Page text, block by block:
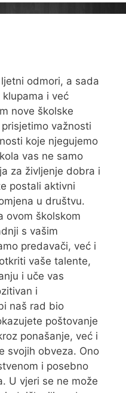
odmori, a sada
i već
nove školske
važnosti
koje njegujemo
vas ne samo
za življenje dobra i
postali aktivni
u društvu.
ovom školskom
s vašim
predavači, već i
vaše talente,
i uče vas
i
naš rad bio
poštovanje
ponašanje, već i
svojih obveza. Ono
i posebno
U vjeri se ne može